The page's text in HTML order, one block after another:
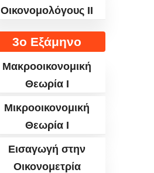
Οικονομολόγους ΙΙ
3ο Εξάμηνο
Μακροοικονομική
Θεωρία Ι
Μικροοικονομική
Θεωρία I
Εισαγωγή στην
Οικονομετρία